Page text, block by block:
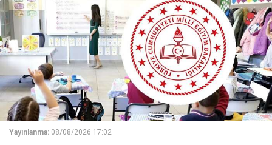
Yayınlanma: 08/08/2026 17:02